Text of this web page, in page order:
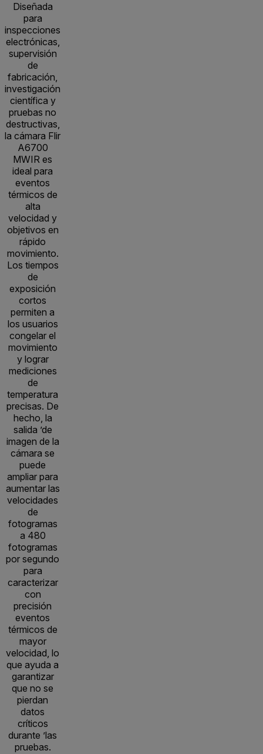
Diseñada
para
inspecciones
electrónicas,
supervisión
de
fabricación,
investigación
científica y
pruebas no
destructivas,
la cámara Flir
A6700
MWIR es
ideal para
eventos
térmicos de
alta
velocidad y
objetivos en
rápido
movimiento.
Los tiempos
de
exposición
cortos
permiten a
los usuarios
congelar el
movimiento
y lograr
mediciones
de
temperatura
precisas. De
hecho, la
salida ’de
imagen de la
cámara se
puede
ampliar para
aumentar las
velocidades
de
fotogramas
a 480
fotogramas
por segundo
para
caracterizar
con
precisión
eventos
térmicos de
mayor
velocidad, lo
que ayuda a
garantizar
que no se
pierdan
datos
críticos
durante ’las
pruebas.